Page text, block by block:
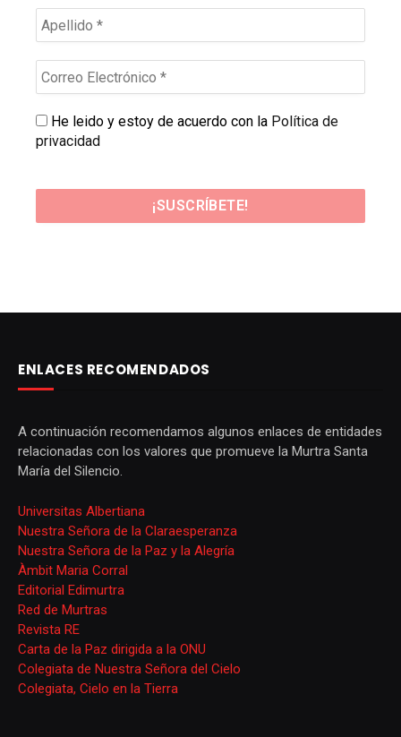
He leido y estoy de acuerdo con la Política de
privacidad
ENLACES RECOMENDADOS
A continuación recomendamos algunos enlaces de entidades
relacionadas con los valores que promueve la Murtra Santa
María del Silencio.
Universitas Albertiana
Nuestra Señora de la Claraesperanza
Nuestra Señora de la Paz y la Alegría
Àmbit Maria Corral
Editorial Edimurtra
Red de Murtras
Revista RE
Carta de la Paz dirigida a la ONU
Colegiata de Nuestra Señora del Cielo
Colegiata, Cielo en la Tierra